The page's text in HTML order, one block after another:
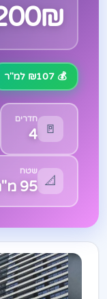
💰 ₪107 למ"ר
🚪
חדרים
4
📐
שטח
95 מ"ר